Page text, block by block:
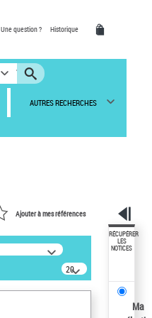
Une question ? Historique
AUTRES RECHERCHES
Ajouter à mes références
20
résultats/page
RÉCUPÉRER
LES
NOTICES
Ma